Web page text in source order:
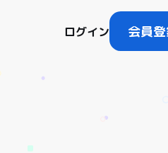
ログイン 会員